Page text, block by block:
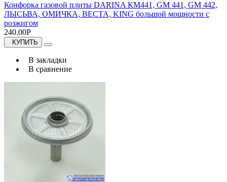
Конфорка газовой плиты DARINA КМ441, GM 441, GM 442,
ЛЫСЬВА, ОМИЧКА, ВЕСТА, KING большой мощности с
розжигом
240.00Р
КУПИТЬ
В закладки
В сравнение